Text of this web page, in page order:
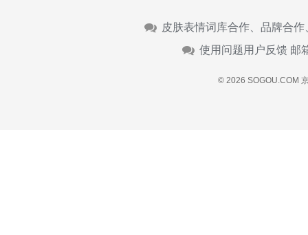
皮肤表情词库合作、品牌合
使用问题用户反馈 邮
© 2026 SOGOU.COM